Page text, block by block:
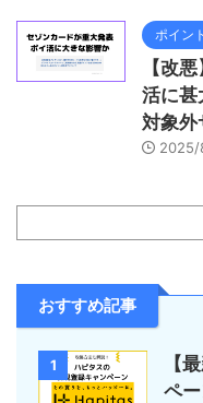
ポイン
【改
活に甚
対象外
2025/
おすすめ記事
1
【
ペ